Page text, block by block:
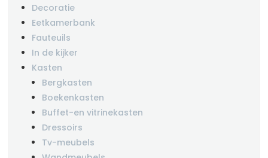
Decoratie
Eetkamerbank
Fauteuils
In de kijker
Kasten
Bergkasten
Boekenkasten
Buffet-en vitrinekasten
Dressoirs
Tv-meubels